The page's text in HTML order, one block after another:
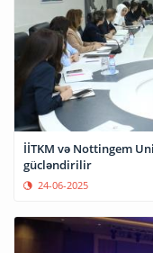
İİTKM və Nottingem
gücləndirilir
24-06-2025